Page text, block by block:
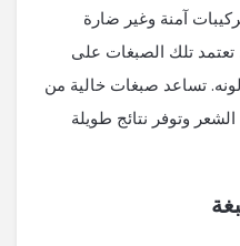
آمنة وغير ضارة
تعتمد تلك الصبغات على
تساعد صبغات خالية من
وتوفر نتائج طويلة